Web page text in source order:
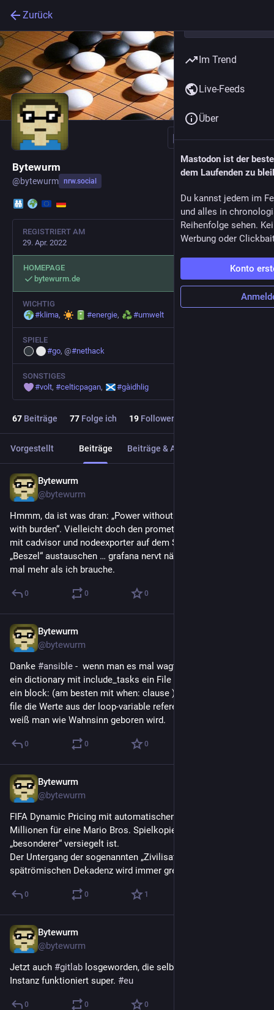
Zurück
Folgen
Bytewurm
@bytewurm nrw.social
REGISTRIERT AM
29. Apr. 2022
HOMEPAGE
bytewurm.de
WICHTIG
#klima, #energie, #umwelt
SPIELE
#go, @#nethack
SONSTIGES
#volt, #celticpagan, #gàidhlig
67 Beiträge 77 Folge ich 19 Follower
Vorgestellt Beiträge Beiträge & Antworten
Bytewurm
@bytewurm
Hmmm, da ist was dran: „Power without necessity comes
with burden“. Vielleicht doch den prometheus-grafana stack
mit cadvisor und nodeexporter auf dem Single-Server gegen
„Beszel“ austauschen … grafana nervt nämlich, kann etwa 5837
mal mehr als ich brauche.
0 0 0
Bytewurm
@bytewurm
Danke #ansible -  wenn man es mal wagt in einem loop: über
ein dictionary mit include_tasks ein File einzubinden, in dem
ein block: (am besten mit when: clause ) steckt, und in diesem
file die Werte aus der loop-variable referenzieren will, dann
weiß man wie Wahnsinn geboren wird.
0 0 0
Bytewurm
@bytewurm
FIFA Dynamic Pricing mit automatischem Downgrade und 3
Millionen für eine Mario Bros. Spielkopie, nur, weil sie noch
„besonderer“ versiegelt ist.
Der Untergang der sogenannten „Zivilisation“ im Stile der
spätrömischen Dekadenz wird immer greifbarer …
0 0 1
Bytewurm
@bytewurm
Jetzt auch #gitlab losgeworden, die selbstgehostete
Instanz funktioniert super. #eu
0 0 0
Im Trend
Live-Feeds
Über
Mastodon ist der
dem Laufenden zu
Du kannst jedem im
und alles in
Reihenfolge sehen.
Werbung oder
Konto